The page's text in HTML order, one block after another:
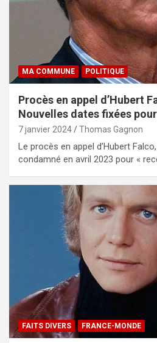
MA COMMUNE POLITIQUE
Procès en appel d’Hubert
Nouvelles dates fixées
7 janvier 2024 Thomas Gagnon
Le procès en appel d’Hubert
condamné en avril 2023 pour «
FAITS DIVERS FRANCE-MONDE